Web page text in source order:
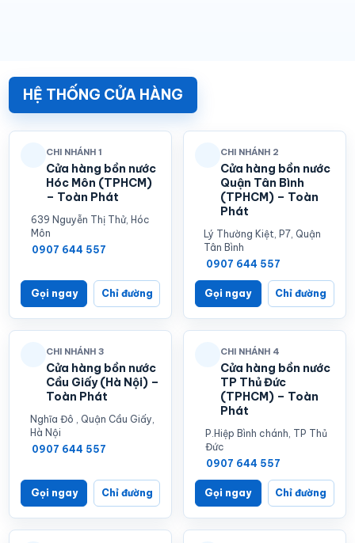
HỆ THỐNG CỬA HÀNG
CHI NHÁNH 1
Cửa hàng bồn nước
Hóc Môn (TPHCM)
– Toàn Phát
639 Nguyễn Thị Thử, Hóc
Môn
0907 644 557
Gọi ngay Chỉ đường
CHI NHÁNH 2
Cửa hàng bồn nước
Quận Tân Bình
(TPHCM) – Toàn
Phát
Lý Thường Kiệt, P7, Quận
Tân Bình
0907 644 557
Gọi ngay Chỉ đường
CHI NHÁNH 3
Cửa hàng bồn nước
Cầu Giấy (Hà Nội) –
Toàn Phát
Nghĩa Đô , Quận Cầu Giấy,
Hà Nội
0907 644 557
Gọi ngay Chỉ đường
CHI NHÁNH 4
Cửa hàng bồn nước
TP Thủ Đức
(TPHCM) – Toàn
Phát
P.Hiệp Bình chánh, TP Thủ
Đức
0907 644 557
Gọi ngay Chỉ đường